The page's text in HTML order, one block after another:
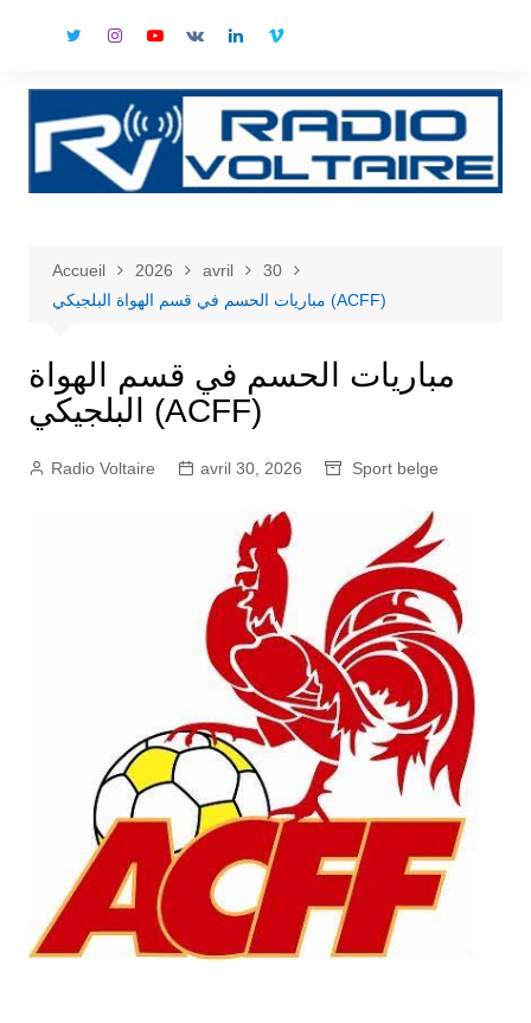
Accueil 2026 avril
30
مباريات الحسم في قسم الهواة البلجيكي (ACFF)
مباريات الحسم في قسم الهواة
البلجيكي (ACFF)
Radio Voltaire avril 30, 2026 Sport belge